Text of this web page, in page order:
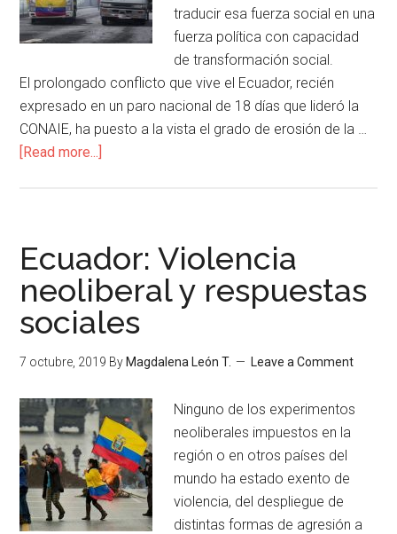
traducir esa fuerza social en una
fuerza política con capacidad
de transformación social.
El prolongado conflicto que vive el Ecuador, recién
expresado en un paro nacional de 18 días que lideró la
CONAIE, ha puesto a la vista el grado de erosión de la …
[Read more...]
Ecuador: Violencia
neoliberal y respuestas
sociales
7 octubre, 2019 By Magdalena León T. Leave a Comment
Ninguno de los experimentos
neoliberales impuestos en la
región o en otros países del
mundo ha estado exento de
violencia, del despliegue de
distintas formas de agresión a